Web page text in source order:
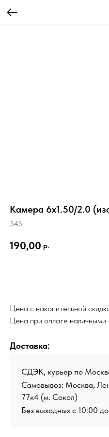
Камера 6x1.50/2.0
545
190,00 р.
Цена с накопительной
Цена при оплате наличными
Доставка:
СДЭК, курьер по
Самовывоз: Москва,
77к4 (м. Сокол)
Без выходных с 10:00